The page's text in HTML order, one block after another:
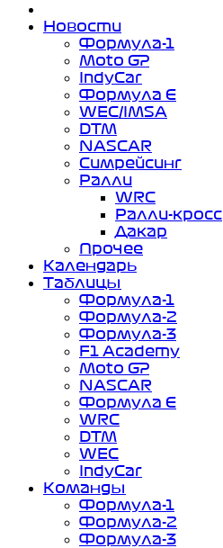
Новости
Формула-1
Moto GP
IndyCar
Формула Е
WEC/IMSA
DTM
NASCAR
Симрейсинг
Ралли
WRC
Ралли-кросс
Дакар
Прочее
Календарь
Таблицы
Формула-1
Формула-2
Формула-3
F1 Academy
Moto GP
NASCAR
Формула Е
WRC
DTM
WEC
IndyCar
Команды
Формула-1
Формула-2
Формула-3